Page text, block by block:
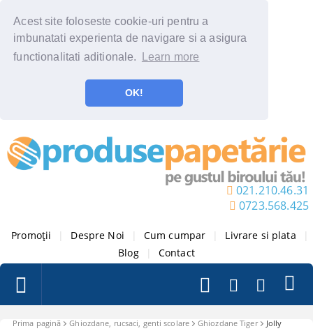
Acest site foloseste cookie-uri pentru a
imbunatati experienta de navigare si a asigura
functionalitati aditionale.
Learn more
OK!
021.210.46.31
0723.568.425
Promoții Despre Noi Cum cumpar Livrare si plata
Blog
Contact
Prima pagină Ghiozdane, rucsaci, genti scolare Ghiozdane Tiger Jolly